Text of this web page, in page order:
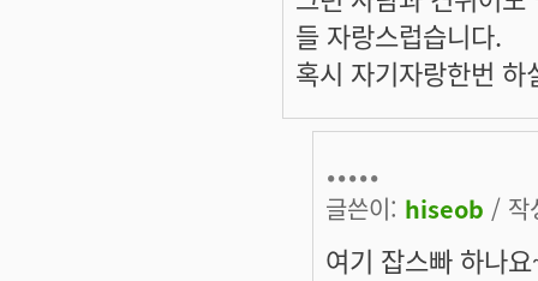
들 자랑스럽습니다.
혹시 자기자랑한번
.....
글쓴이: hiseob / 작
여기 잡스빠 하나